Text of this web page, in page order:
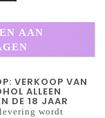
AAN
VERKOOP VAN
ALLEEN
DE 18 JAAR
wordt